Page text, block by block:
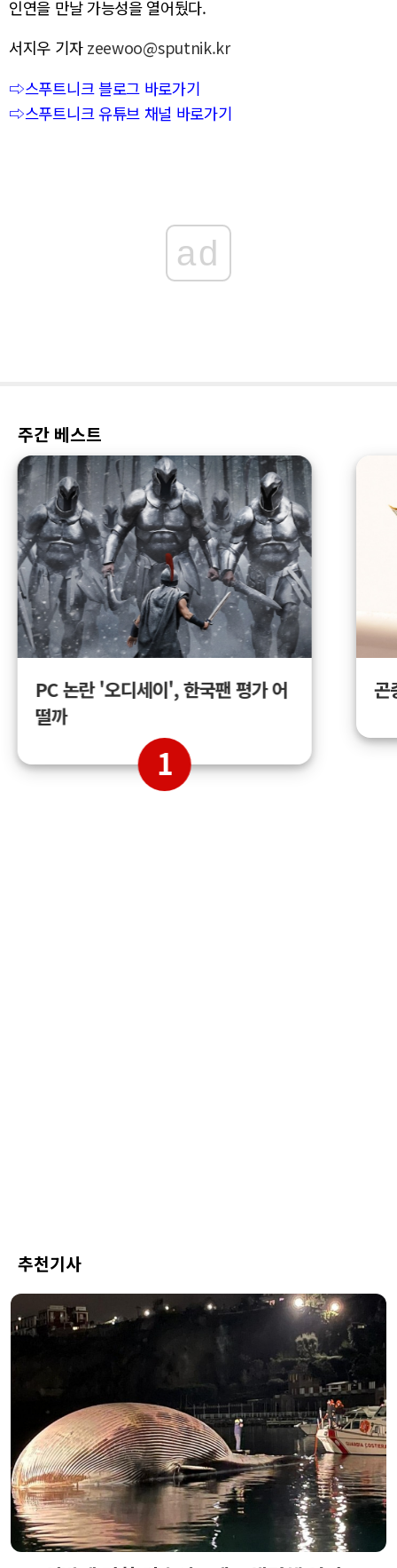
인연을 만날 가능성을 열어뒀다.
서지우 기자 zeewoo@sputnik.kr
⇨스푸트니크 블로그 바로가기
⇨스푸트니크 유튜브 채널 바로가기
ad
주간 베스트
PC 논란 '오디세이', 한국팬 평가 어
떨까
1
곤
추천기사